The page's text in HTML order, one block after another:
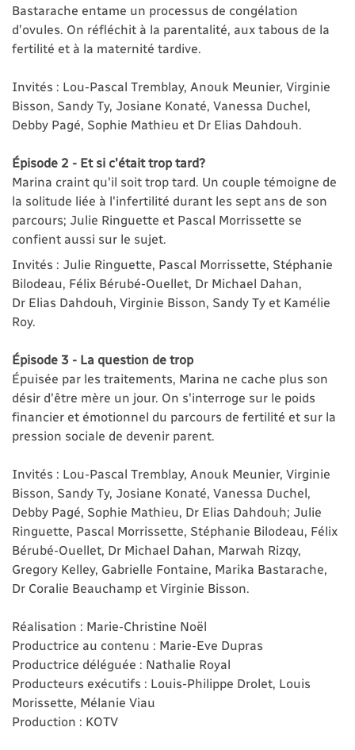
Bastarache entame un processus de congélation
d’ovules. On réfléchit à la parentalité, aux tabous de la
fertilité et à la maternité tardive.
Invités : Lou-Pascal Tremblay, Anouk Meunier, Virginie
Bisson, Sandy Ty, Josiane Konaté, Vanessa Duchel,
Debby Pagé, Sophie Mathieu et Dr Elias Dahdouh.
Épisode 2 - Et si c'était trop tard?
Marina craint qu'il soit trop tard. Un couple témoigne de
la solitude liée à l'infertilité durant les sept ans de son
parcours; Julie Ringuette et Pascal Morrissette se
confient aussi sur le sujet.
Invités : Julie Ringuette, Pascal Morrissette, Stéphanie
Bilodeau, Félix Bérubé-Ouellet, Dr Michael Dahan,
Dr Elias Dahdouh, Virginie Bisson, Sandy Ty et Kamélie
Roy.
Épisode 3 - La question de trop
Épuisée par les traitements, Marina ne cache plus son
désir d'être mère un jour. On s'interroge sur le poids
financier et émotionnel du parcours de fertilité et sur la
pression sociale de devenir parent.
Invités : Lou-Pascal Tremblay, Anouk Meunier, Virginie
Bisson, Sandy Ty, Josiane Konaté, Vanessa Duchel,
Debby Pagé, Sophie Mathieu, Dr Elias Dahdouh; Julie
Ringuette, Pascal Morrissette, Stéphanie Bilodeau, Félix
Bérubé-Ouellet, Dr Michael Dahan, Marwah Rizqy,
Gregory Kelley, Gabrielle Fontaine, Marika Bastarache,
Dr Coralie Beauchamp et Virginie Bisson.
Réalisation : Marie-Christine Noël
Productrice au contenu : Marie-Eve Dupras
Productrice déléguée : Nathalie Royal
Producteurs exécutifs : Louis-Philippe Drolet, Louis
Morissette, Mélanie Viau
Production : KOTV